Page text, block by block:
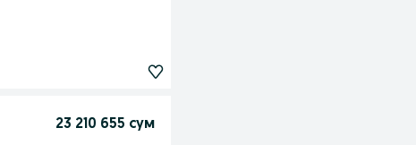
23 210 655 сум